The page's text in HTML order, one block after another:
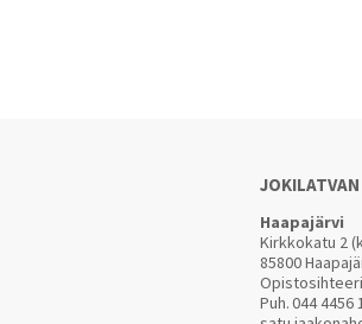
Haapajärvi
Kirkkokatu 2
85800
Puh.044 4456